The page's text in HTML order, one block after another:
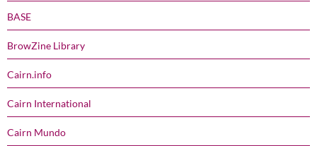
BASE
BrowZine Library
Cairn.info
Cairn International
Cairn Mundo